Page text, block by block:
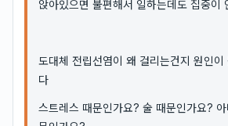
앉아있으면 불편해서 일하는데도 집중이
도대체 전립선염이 왜 걸리는건지 원인이
다
스트레스 때문인가요? 술 때문인가요?